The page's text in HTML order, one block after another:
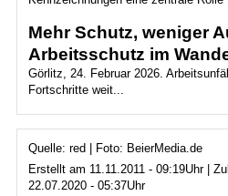
Mehr Schutz, weniger
Arbeitsschutz im
Görlitz, 24. Februar 2026.
Fortschritte weit...
Quelle: red | Foto: BeierMedia.de
Erstellt am 11.11.2011 - 09:19Uhr |
22.07.2020 - 05:37Uhr